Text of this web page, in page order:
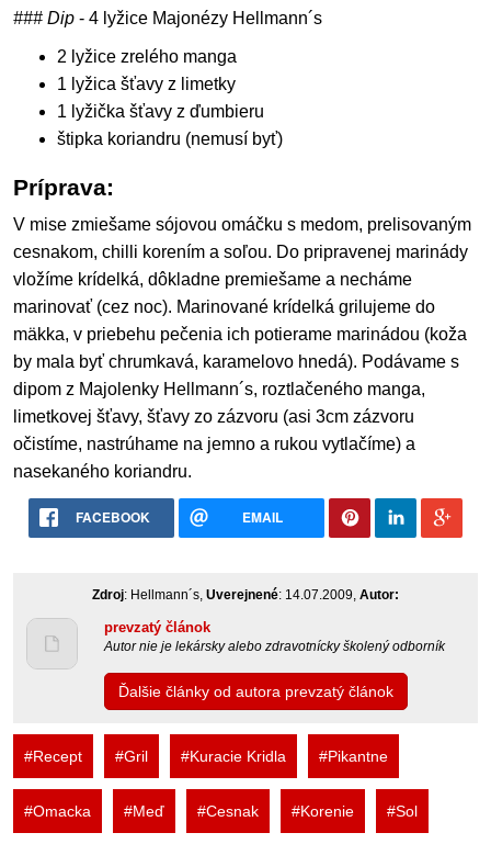
### Dip - 4 lyžice Majonézy Hellmann´s
2 lyžice zrelého manga
1 lyžica šťavy z limetky
1 lyžička šťavy z ďumbieru
štipka koriandru (nemusí byť)
Príprava:
V mise zmiešame sójovou omáčku s medom, prelisovaným
cesnakom, chilli korením a soľou. Do pripravenej marinády
vložíme krídelká, dôkladne premiešame a necháme
marinovať (cez noc). Marinované krídelká grilujeme do
mäkka, v priebehu pečenia ich potierame marinádou (koža
by mala byť chrumkavá, karamelovo hnedá). Podávame s
dipom z Majolenky Hellmann´s, roztlačeného manga,
limetkovej šťavy, šťavy zo zázvoru (asi 3cm zázvoru
očistíme, nastrúhame na jemno a rukou vytlačíme) a
nasekaného koriandru.
FACEBOOK EMAIL
Zdroj: Hellmann´s, Uverejnené: 14.07.2009, Autor:
prevzatý článok
Autor nie je lekársky alebo zdravotnícky školený odborník
Ďalšie články od autora prevzatý článok
#Recept #Gril #Kuracie Kridla #Pikantne
#Omacka #Meď #Cesnak #Korenie #Sol